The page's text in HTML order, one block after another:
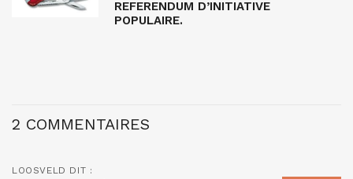
REFERENDUM D’INITIATIVE
POPULAIRE.
2 COMMENTAIRES
LOOSVELD DIT :